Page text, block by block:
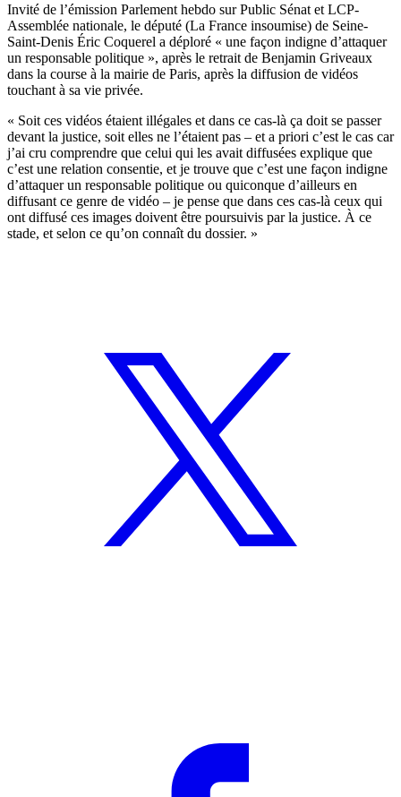
Invité de l’émission Parlement hebdo sur Public Sénat et LCP-
Assemblée nationale, le député (La France insoumise) de Seine-
Saint-Denis Éric Coquerel a déploré « une façon indigne d’attaquer
un responsable politique », après le retrait de Benjamin Griveaux
dans la course à la mairie de Paris, après la diffusion de vidéos
touchant à sa vie privée.
« Soit ces vidéos étaient illégales et dans ce cas-là ça doit se passer
devant la justice, soit elles ne l’étaient pas – et a priori c’est le cas car
j’ai cru comprendre que celui qui les avait diffusées explique que
c’est une relation consentie, et je trouve que c’est une façon indigne
d’attaquer un responsable politique ou quiconque d’ailleurs en
diffusant ce genre de vidéo – je pense que dans ces cas-là ceux qui
ont diffusé ces images doivent être poursuivis par la justice. À ce
stade, et selon ce qu’on connaît du dossier. »